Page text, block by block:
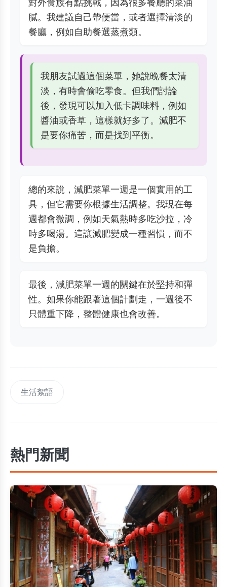
膩。我建議自己帶便當，或者選擇清淡的
餐廳，例如自助餐選蒸煮類。
我朋友試過這個菜單，她說晚餐太清
淡，有時會偷吃零食。但我們討論
後，發現可以加入低卡調味料，例如
醬油或香草，這樣就好多了。減肥不
是要你痛苦，而是找到平衡。
總的來說，減肥菜單一週是一個實用的工
具，但它需要你根據生活調整。我現在每
週都會微調，例如天氣熱時多吃沙拉，冷
時多喝湯。這讓減肥變成一種習慣，而不
是負擔。
最後，減肥菜單一週的關鍵在於堅持和彈
性。如果你能跟著這個計劃走，一週後不
只體重下降，整體健康也會改善。
生活絮語
熱門新聞